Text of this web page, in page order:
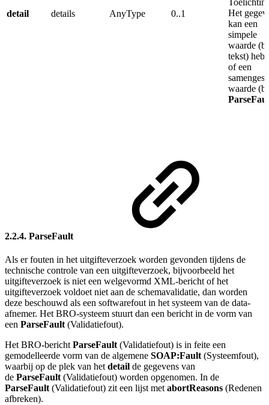
detail details AnyType 0..1
Het
kan een
simpele
waarde
tekst)
of een
waarde
2.2.4. ParseFault
Als er fouten in het uitgifteverzoek worden gevonden tijdens de
technische controle van een uitgifteverzoek, bijvoorbeeld het
uitgifteverzoek is niet een welgevormd XML-bericht of het
uitgifteverzoek voldoet niet aan de schemavalidatie, dan worden
deze beschouwd als een softwarefout in het systeem van de data-
afnemer. Het BRO-systeem stuurt dan een bericht in de vorm van
een ParseFault(Validatiefout).
Het BRO-berichtParseFault(Validatiefout) is in feite een
gemodelleerde vorm van de algemene SOAP:Fault(Systeemfout),
waarbij op de plek van hetdetail de gegevens van
de ParseFault(Validatiefout) worden opgenomen. In de
ParseFault(Validatiefout) zit een lijst metabortReasons (Redenen
afbreken).